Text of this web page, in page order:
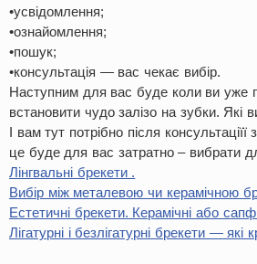
•усвідомлення;
•ознайомлення;
•пошук;
•консультація — вас чекає вибір.
Наступним для вас буде коли ви уже
встановити чудо залізо на зубки. Які
І вам тут потрібно після
це буде для вас затратно – вибрати
Лінгвальні брекети .
Вибір між металевою чи керамічною
Естетичні брекети. Керамічні або
Лігатурні і безлігатурні брекети —